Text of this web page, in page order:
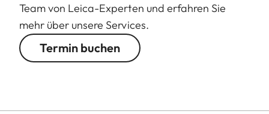
Team von Leica-Experten und erfahren Sie
mehr über unsere Services.
Termin buchen